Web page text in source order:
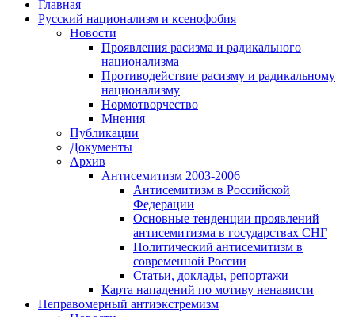
Главная
Русский национализм и ксенофобия
Новости
Проявления расизма и радикального
национализма
Противодействие расизму и радикальному
национализму
Нормотворчество
Мнения
Публикации
Документы
Архив
Антисемитизм 2003-2006
Антисемитизм в Российской
Федерации
Основные тенденции проявлений
антисемитизма в государствах СНГ
Политический антисемитизм в
современной России
Статьи, доклады, репортажи
Карта нападений по мотиву ненависти
Неправомерный антиэкстремизм